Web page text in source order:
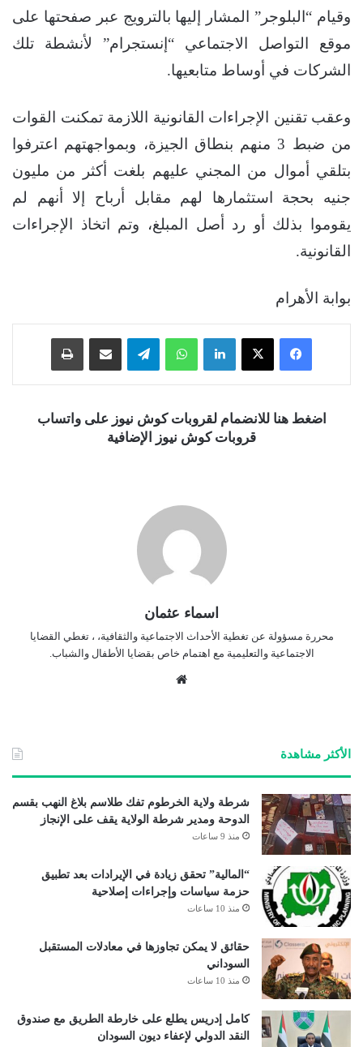
وقيام “البلوجر” المشار إليها بالترويج عبر صفحتها على
موقع التواصل الاجتماعي “إنستجرام” لأنشطة تلك
الشركات في أوساط متابعيها.
وعقب تقنين الإجراءات القانونية اللازمة تمكنت القوات
من ضبط 3 منهم بنطاق الجيزة، وبمواجهتهم اعترفوا
بتلقي أموال من المجني عليهم بلغت أكثر من مليون
جنيه بحجة استثمارها لهم مقابل أرباح إلا أنهم لم
يقوموا بذلك أو رد أصل المبلغ، وتم اتخاذ الإجراءات
القانونية.
بوابة الأهرام
فيسبوك ‫X لينكدإن واتساب تيلقرام
اضغط هنا للانضمام لقروبات كوش نيوز على واتساب
قروبات كوش نيوز الإضافية
اسماء عثمان
محررة مسؤولة عن تغطية الأحداث الاجتماعية والثقافية، ، تغطي القضايا
الاجتماعية والتعليمية مع اهتمام خاص بقضايا الأطفال والشباب.
الأكثر مشاهدة
شرطة ولاية الخرطوم تفك طلاسم بلاغ النهب بقسم
الدوحة ومدير شرطة الولاية يقف على الإنجاز
منذ 9 ساعات
“المالية” تحقق زيادة في الإيرادات بعد تطبيق
حزمة سياسات وإجراءات إصلاحية
منذ 10 ساعات
حقائق لا يمكن تجاوزها في معادلات المستقبل
السوداني
منذ 10 ساعات
كامل إدريس يطلع على خارطة الطريق مع صندوق
النقد الدولي لإعفاء ديون السودان